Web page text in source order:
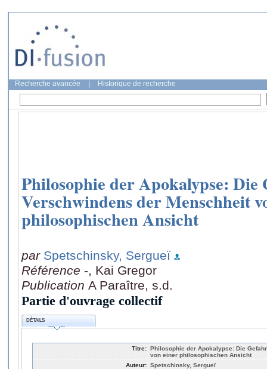
Recherche avancée Historique de recherche
Philosophie der Apokalypse: Die
Verschwindens der Menschheit
philosophischen Ansicht
par Spetschinsky, Sergueï
Référence -, Kai Gregor
Publication A Paraître, s.d.
Partie d'ouvrage collectif
DÉTAILS
Titre: Philosophie der Apokalypse: Die
von einer philosophischen Ansicht
Auteur: Spetschinsky, Sergueï